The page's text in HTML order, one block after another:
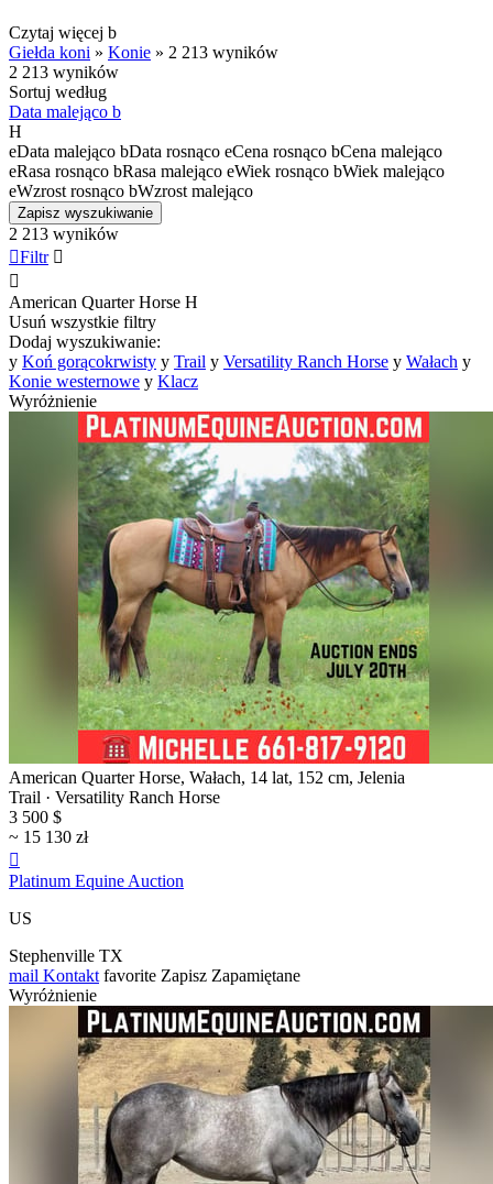
Czytaj więcej b
Giełda koni » Konie » 2 213 wyników
2 213 wyników
Sortuj według
Data malejąco b
H
eData malejąco bData rosnąco eCena rosnąco bCena malejąco
eRasa rosnąco bRasa malejąco eWiek rosnąco bWiek malejąco
eWzrost rosnąco bWzrost malejąco
Zapisz wyszukiwanie
2 213 wyników
Filtr 

American Quarter Horse H
Usuń wszystkie filtry
Dodaj wyszukiwanie:
y Koń gorącokrwisty y Trail y Versatility Ranch Horse y Wałach y
Konie westernowe y Klacz
Wyróżnienie
American Quarter Horse, Wałach, 14 lat, 152 cm, Jelenia
Trail · Versatility Ranch Horse
3 500 $
~ 15 130 zł

Platinum Equine Auction
US
Stephenville TX
mail Kontakt favorite Zapisz Zapamiętane
Wyróżnienie